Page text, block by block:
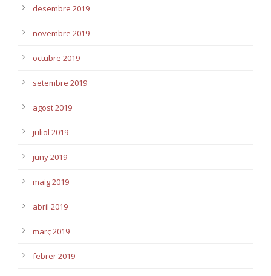
desembre 2019
novembre 2019
octubre 2019
setembre 2019
agost 2019
juliol 2019
juny 2019
maig 2019
abril 2019
març 2019
febrer 2019